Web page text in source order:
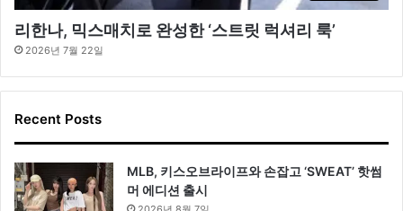
리한나, 믹스매치로 완성한 ‘스트릿 럭셔리 룩’
2026년 7월 22일
Recent Posts
MLB, 키스오브라이프와 손잡고 ‘SWEAT’ 핫썸
머 에디션 출시